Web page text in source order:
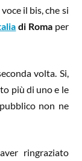
il bis, che si
di Romaper
volta. Si,
più di uno e le
non ne
ringraziato